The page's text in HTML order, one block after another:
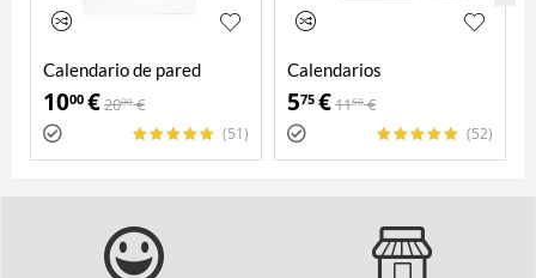
Calendario de pared
personalizado
1000 €2000 €
(51)
Calendarios
personalizados de bolsillo
575 €1150 €
(52)